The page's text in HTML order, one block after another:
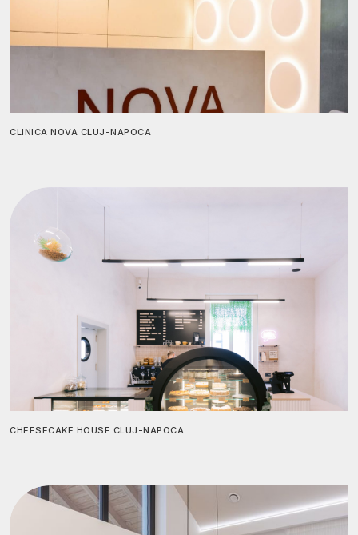
CLINICA NOVA CLUJ-NAPOCA
CHEESECAKE HOUSE CLUJ-NAPOCA